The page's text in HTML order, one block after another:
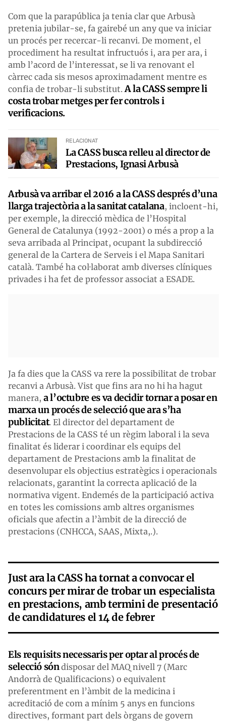
Com que la parapública ja tenia clar que Arbusà
pretenia jubilar-se, fa gairebé un any que va iniciar
un procés per recercar-li recanvi. De moment, el
procediment ha resultat infructuós i, ara per ara, i
amb l’acord de l’interessat, se li va renovant el
càrrec cada sis mesos aproximadament mentre es
confia de trobar-li substitut. A la CASS sempre li
costa trobar metges per fer controls i
verificacions.
RELACIONAT
La CASS busca relleu al director de
Prestacions, Ignasi Arbusà
Arbusà va arribar el 2016 a la CASS després d’una
llarga trajectòria a la sanitat catalana, incloent-hi,
per exemple, la direcció mèdica de l’Hospital
General de Catalunya (1992-2001) o més a prop a la
seva arribada al Principat, ocupant la subdirecció
general de la Cartera de Serveis i el Mapa Sanitari
català. També ha col·laborat amb diverses clíniques
privades i ha fet de professor associat a ESADE.
Ja fa dies que la CASS va rere la possibilitat de trobar
recanvi a Arbusà. Vist que fins ara no hi ha hagut
manera, a l’octubre es va decidir tornar a posar en
marxa un procés de selecció que ara s’ha
publicitat. El director del departament de
Prestacions de la CASS té un règim laboral i la seva
finalitat és liderar i coordinar els equips del
departament de Prestacions amb la finalitat de
desenvolupar els objectius estratègics i operacionals
relacionats, garantint la correcta aplicació de la
normativa vigent. Endemés de la participació activa
en totes les comissions amb altres organismes
oficials que afectin a l’àmbit de la direcció de
prestacions (CNHCCA, SAAS, Mixta,.).
Just ara la CASS ha tornat a convocar el
concurs per mirar de trobar un especialista
en prestacions, amb termini de presentació
de candidatures el 14 de febrer
Els requisits necessaris per optar al procés de
selecció sóndisposar del MAQ nivell 7 (Marc
Andorrà de Qualificacions) o equivalent
preferentment en l’àmbit de la medicina i
acreditació de com a mínim 5 anys en funcions
directives, formant part dels òrgans de govern